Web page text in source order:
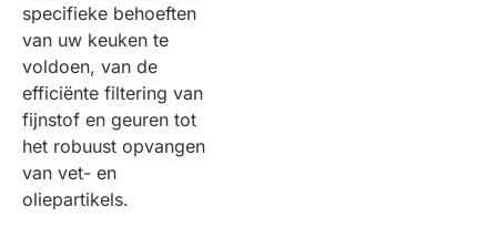
specifieke behoeften
van uw keuken te
voldoen, van de
efficiënte filtering van
fijnstof en geuren tot
het robuust opvangen
van vet- en
oliepartikels.